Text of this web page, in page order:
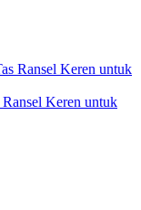
Keren untuk